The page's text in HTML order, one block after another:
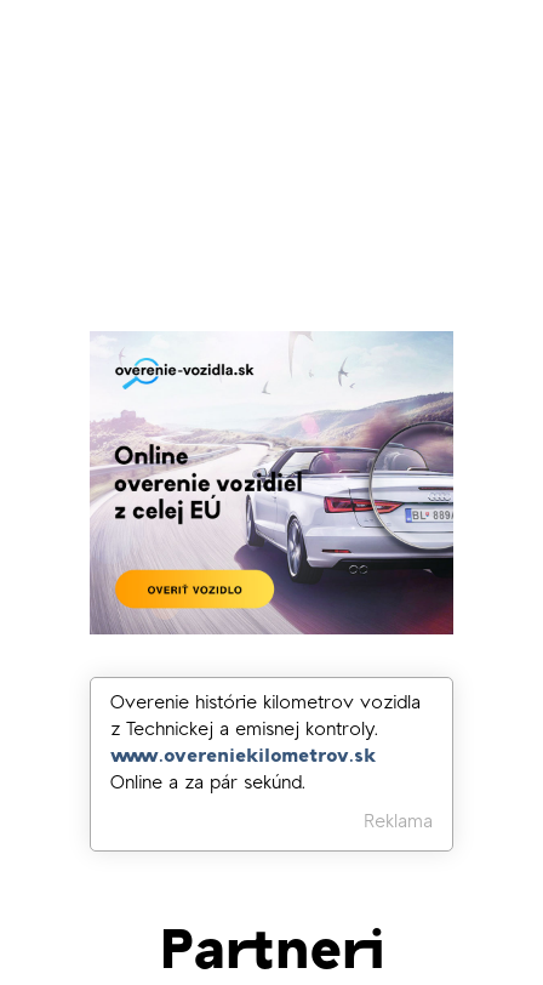
Overenie histórie kilometrov vozidla
z Technickej a emisnej kontroly.
www.overeniekilometrov.sk
Online a za pár sekúnd.
Reklama
Partneri